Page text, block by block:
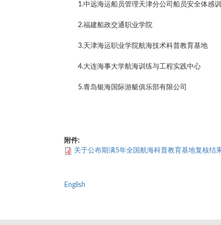
1.中远海运船员管理天津分公司船员安全体感
2.福建船政交通职业学院
3.天津海运职业学院航海技术科普教育基地
4.大连海事大学航海训练与工程实践中心
5.青岛银海国际游艇俱乐部有限公司
附件:
关于公布期满5年全国航海科普教育基地复核结
English